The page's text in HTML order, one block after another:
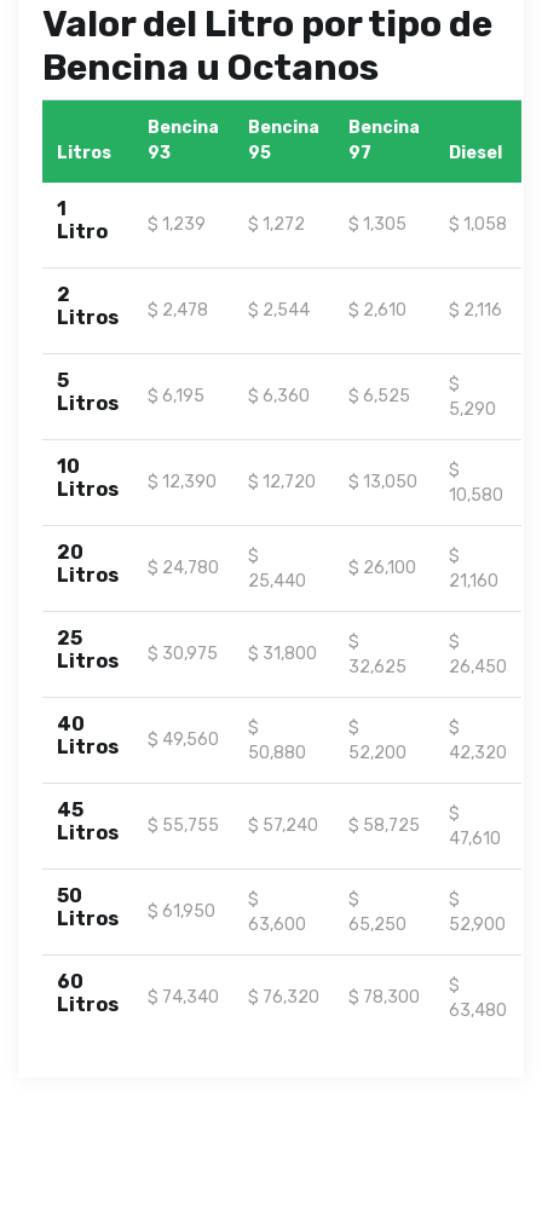
Valor del Litro por tipo de
Bencina u Octanos
Litros
Bencina
93
Bencina
95
Bencina
97
Diesel
1
Litro
$ 1,239 $ 1,272 $ 1,305 $ 1,058
2
Litros
$ 2,478 $ 2,544 $ 2,610 $ 2,116
5
Litros
$ 6,195 $ 6,360 $ 6,525
$
5,290
10
Litros
$ 12,390 $ 12,720 $ 13,050
$
10,580
20
Litros
$ 24,780
$
25,440
$ 26,100
$
21,160
25
Litros
$ 30,975 $ 31,800
$
32,625
$
26,450
40
Litros
$ 49,560
$
50,880
$
52,200
$
42,320
45
Litros
$ 55,755 $ 57,240 $ 58,725
$
47,610
50
Litros
$ 61,950
$
63,600
$
65,250
$
52,900
60
Litros
$ 74,340 $ 76,320 $ 78,300
$
63,480